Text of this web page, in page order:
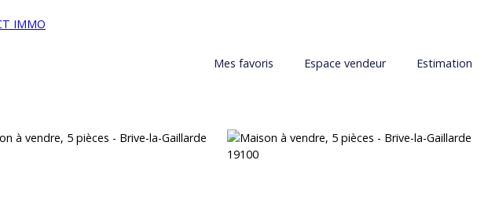
Mes favoris Espace vendeur Estimation